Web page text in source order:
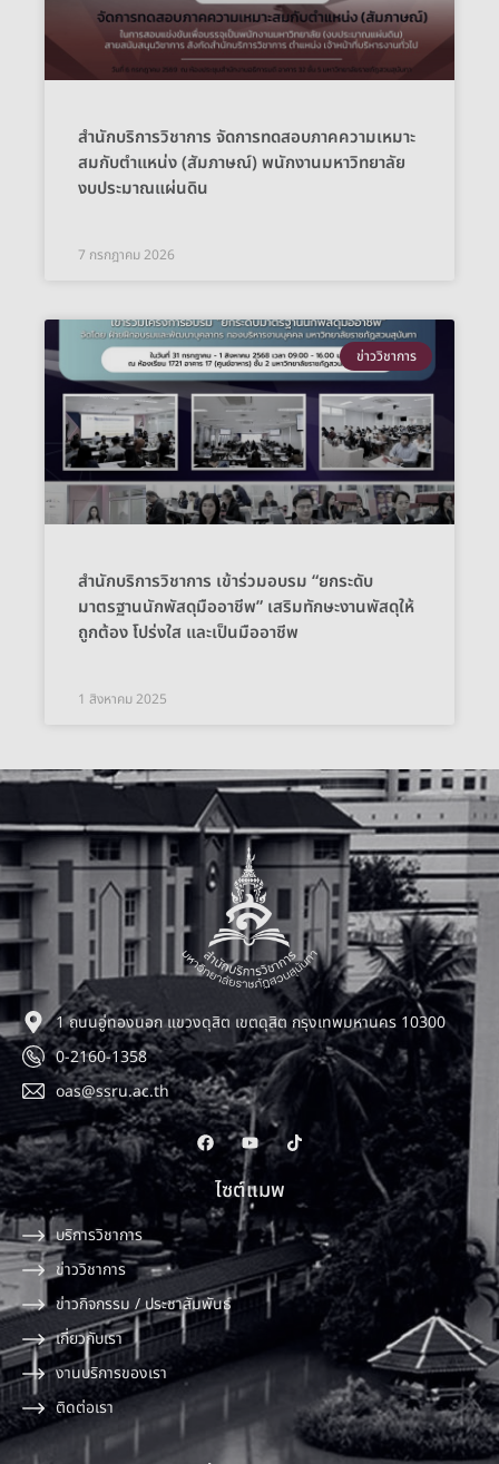
สำนักบริการวิชาการ จัดการทดสอบภาคความเหมาะ
สมกับตำแหน่ง (สัมภาษณ์) พนักงานมหาวิทยาลัย
งบประมาณแผ่นดิน
7 กรกฎาคม 2026
ข่าววิชาการ
สำนักบริการวิชาการ เข้าร่วมอบรม “ยกระดับ
มาตรฐานนักพัสดุมืออาชีพ” เสริมทักษะงานพัสดุให้
ถูกต้อง โปร่งใส และเป็นมืออาชีพ
1 สิงหาคม 2025
1 ถนนอู่ทองนอก แขวงดุสิต เขตดุสิต กรุงเทพมหานคร 10300
0-2160-1358
oas@ssru.ac.th
ไซต์แมพ
บริการวิชาการ
ข่าววิชาการ
ข่าวกิจกรรม / ประชาสัมพันธ์
เกี่ยวกับเรา
งานบริการของเรา
ติดต่อเรา